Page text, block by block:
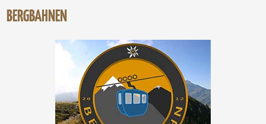
BERGBAHNEN